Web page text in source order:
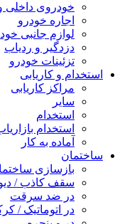
خودروی داخلی و خارجی
اجاره خودرو
لوازم جانبی خودرو
دزدگیر و ردیاب
تزئینات خودرو
و کاریابی
مراکز کاریابی
استخدام
استخدام بازاریاب
آماده به کار
بازسازی ساختمان
سقف کاذب / دیوار کاذب
در ضد سرقت
در اتوماتیک / کرکره برقی